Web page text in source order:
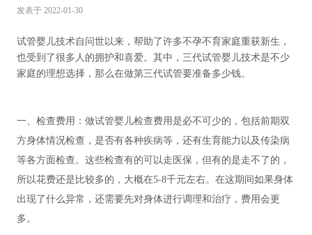
发表于 2022-01-30
试管婴儿技术自问世以来，帮助了许多不孕不育家庭重获新生，
也受到了很多人的拥护和喜爱。其中，三代试管婴儿技术是不少
家庭的理想选择，那么在做第三代试管要准备多少钱。
一、检查费用：做试管婴儿检查费用是必不可少的，包括前期双
方身体情况检查，是否有各种疾病等，还有生育能力以及传染病
等各方面检查。这些检查有的可以走医保，但有的是走不了的，
所以花费还是比较多的，大概在5-8千元左右。在这期间如果身体
出现了什么异常，还需要先对身体进行调理和治疗，费用会更
多。